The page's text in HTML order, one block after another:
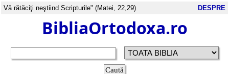
Vă rătăciţi neştiind Scripturile" (Matei, 22,29) DESPRE
BibliaOrtodoxa.ro